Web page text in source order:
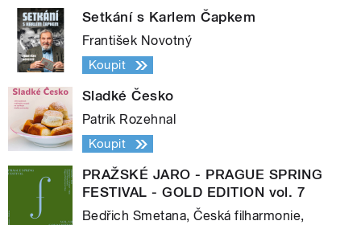
Setkání s Karlem Čapkem
František Novotný
Koupit
Sladké Česko
Patrik Rozehnal
Koupit
PRAŽSKÉ JARO - PRAGUE SPRING
FESTIVAL - GOLD EDITION vol. 7
Bedřich Smetana, Česká filharmonie,